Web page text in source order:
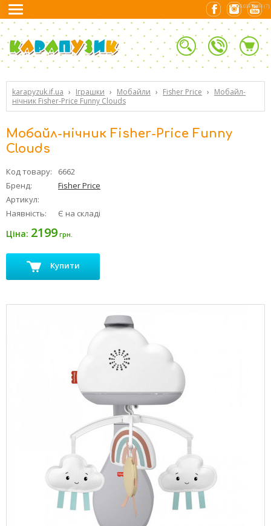
karapyzuk.if.ua › Іграшки › Мобайли › Fisher Price › Мобайл-
нічник Fisher-Price Funny Clouds
Мобайл-нічник Fisher-Price Funny
Clouds
Код товару:
6662
Бренд:
Fisher Price
Артикул:
Наявність:
Є на складі
Ціна: 2199 грн.
Купити
0.01477194 (7)